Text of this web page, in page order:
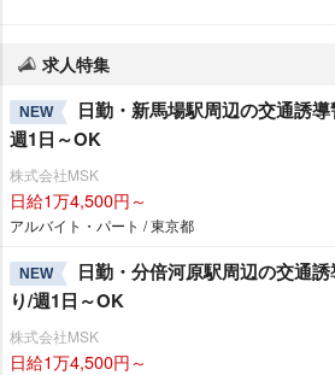
求人特集
NEW
日勤・新馬場駅周辺の交通誘
週1日～OK
株式会社MSK
日給1万4,500円～
アルバイト・パート / 東京都
NEW
日勤・分倍河原駅周辺の交通
り/週1日～OK
株式会社MSK
日給1万4,500円～